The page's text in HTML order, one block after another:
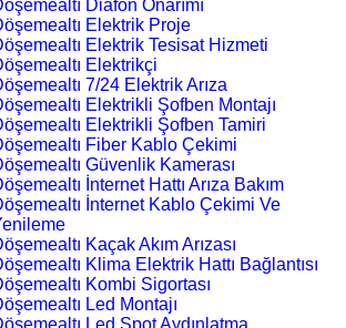
Diafon Onarımı
Elektrik Proje
Elektrik Tesisat Hizmeti
Elektrikçi
7/24 Elektrik Arıza
Elektrikli Şofben Montajı
Elektrikli Şofben Tamiri
Fiber Kablo Çekimi
Güvenlik Kamerası
İnternet Hattı Arıza Bakım
İnternet Kablo Çekimi Ve
Kaçak Akım Arızası
Klima Elektrik Hattı Bağlantısı
Kombi Sigortası
Led Montajı
Led Spot Aydınlatma